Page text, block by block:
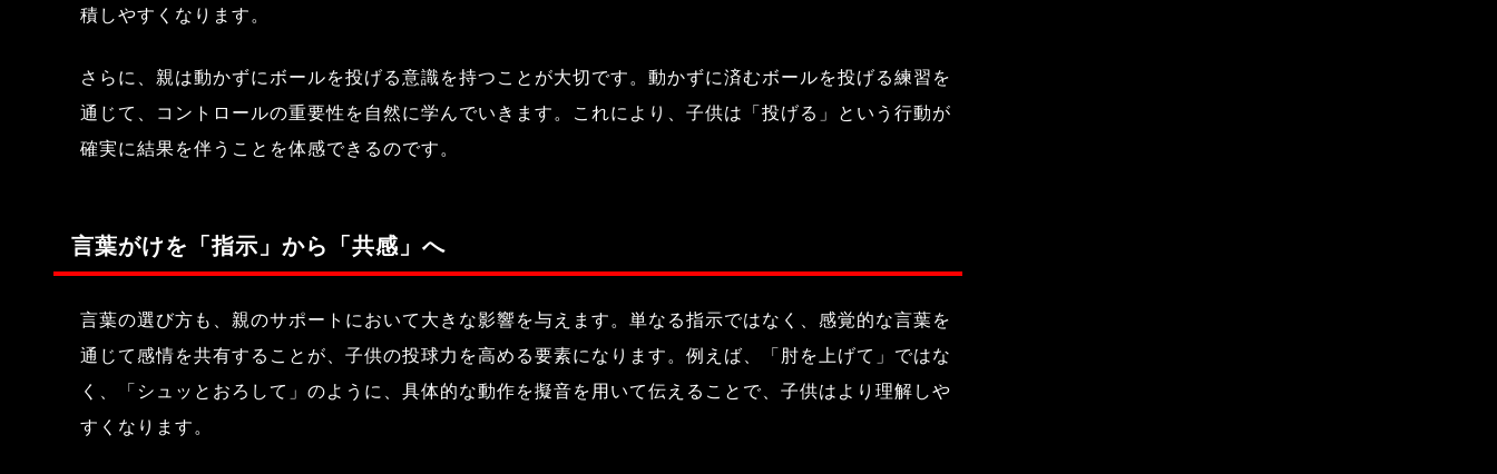
積しやすくなります。
さらに、親は動かずにボールを投げる意識を持つことが大切です。動かずに済むボールを投げる練習を
通じて、コントロールの重要性を自然に学んでいきます。これにより、子供は「投げる」という行動が
確実に結果を伴うことを体感できるのです。
言葉がけを「指示」から「共感」へ
言葉の選び方も、親のサポートにおいて大きな影響を与えます。単なる指示ではなく、感覚的な言葉を
通じて感情を共有することが、子供の投球力を高める要素になります。例えば、「肘を上げて」ではな
く、「シュッとおろして」のように、具体的な動作を擬音を用いて伝えることで、子供はより理解しや
すくなります。